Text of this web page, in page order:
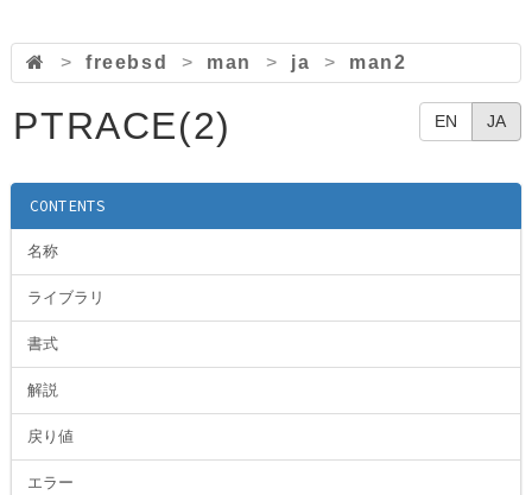
> freebsd > man > ja > man2
EN JA
PTRACE(2)
CONTENTS
名称
ライブラリ
書式
解説
戻り値
エラー